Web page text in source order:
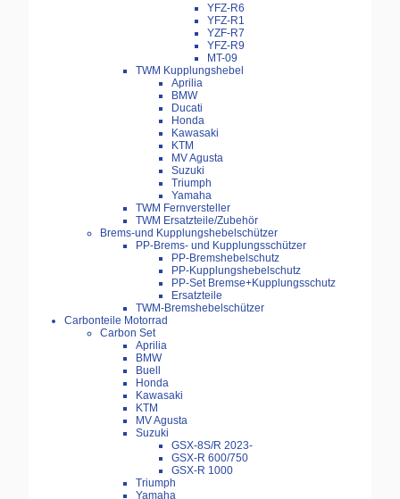
YFZ-R6
YFZ-R1
YZF-R7
YFZ-R9
MT-09
TWM Kupplungshebel
Aprilia
BMW
Ducati
Honda
Kawasaki
KTM
MV Agusta
Suzuki
Triumph
Yamaha
TWM Fernversteller
TWM Ersatzteile/Zubehör
Brems-und Kupplungshebelschützer
PP-Brems- und Kupplungsschützer
PP-Bremshebelschutz
PP-Kupplungshebelschutz
PP-Set Bremse+Kupplungsschutz
Ersatzteile
TWM-Bremshebelschützer
Carbonteile Motorrad
Carbon Set
Aprilia
BMW
Buell
Honda
Kawasaki
KTM
MV Agusta
Suzuki
GSX-8S/R 2023-
GSX-R 600/750
GSX-R 1000
Triumph
Yamaha